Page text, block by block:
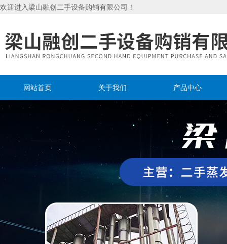
欢迎进入梁山融创二手设备购销有限公司！
网站首页 关于我们 产品中心